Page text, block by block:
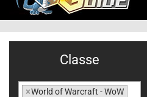
Classe
×World of Warcraft - WoW